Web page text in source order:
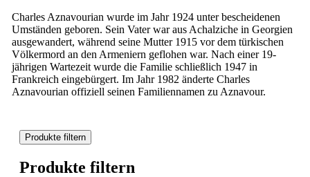
Charles Aznavourian wurde im Jahr 1924 unter bescheidenen
Umständen geboren. Sein Vater war aus Achalziche in Georgien
ausgewandert, während seine Mutter 1915 vor dem türkischen
Völkermord an den Armeniern geflohen war. Nach einer 19-
jährigen Wartezeit wurde die Familie schließlich 1947 in
Frankreich eingebürgert. Im Jahr 1982 änderte Charles
Aznavourian offiziell seinen Familiennamen zu Aznavour.
Produkte filtern
Produkte filtern